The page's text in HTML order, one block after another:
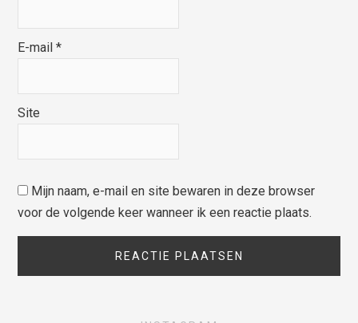
E-mail*
Site
Mijn naam, e-mail en site bewaren in deze browser
voor de volgende keer wanneer ik een reactie plaats.